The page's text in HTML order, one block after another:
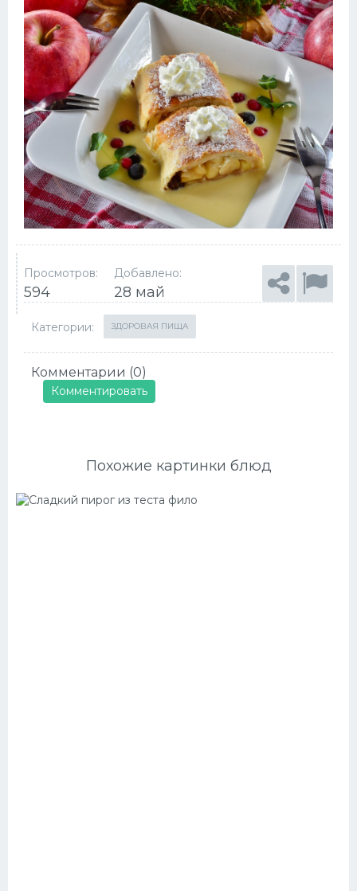
Просмотров:
594
Добавлено:
28 май
Категории: ЗДОРОВАЯ ПИЩА
Комментарии (0)
Комментировать
Похожие картинки блюд